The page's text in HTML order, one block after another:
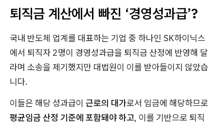
퇴직금 계산에서 빠진 ‘경영성과급’?
국내 반도체 업계를 대표하는 기업 중 하나인 SK하이닉스
에서 퇴직자 2명이 경영성과급을 퇴직금 산정에 반영해 달
라며 소송을 제기했지만 대법원이 이를 받아들이지 않았습
니다.
이들은 해당 성과급이 근로의 대가로서 임금에 해당하므로
평균임금 산정 기준에 포함돼야 하고, 이를 기반으로 퇴직